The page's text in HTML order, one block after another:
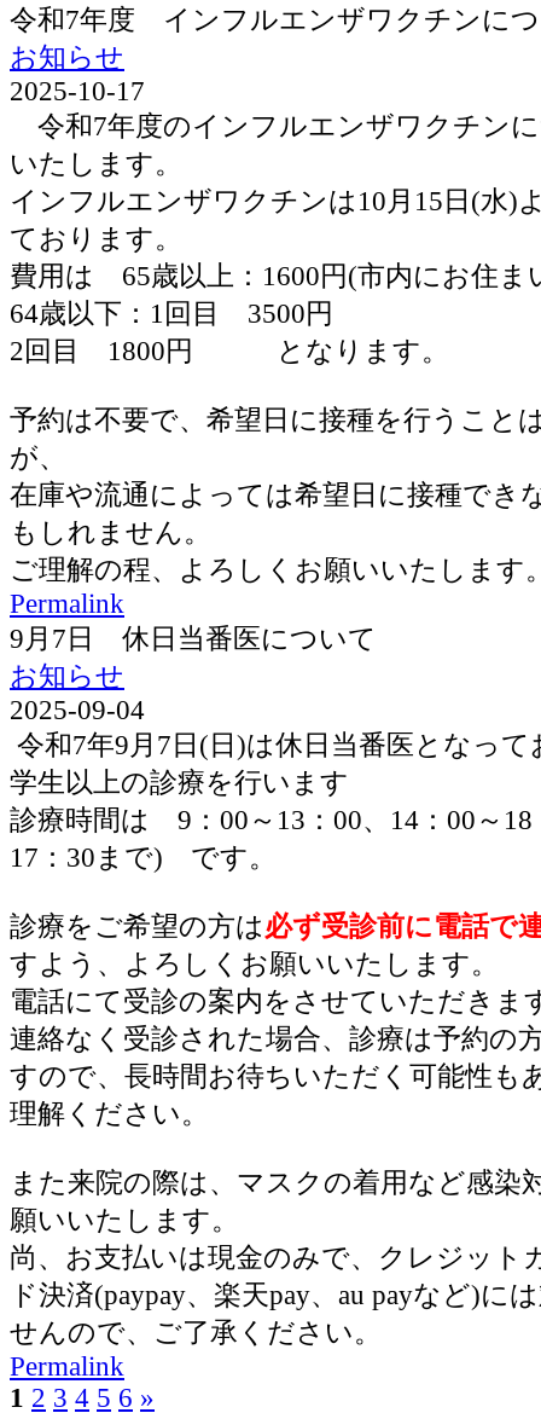
令和7年度 インフルエンザワクチンに
お知らせ
2025-10-17
令和7年度のインフルエンザワクチン
いたします。
インフルエンザワクチンは10月15日(水)
ております。
費用は 65歳以上：1600円(市内にお住ま
64歳以下：1回目 3500円
2回目 1800円 となります。
予約は不要で、希望日に接種を行うこと
が、
在庫や流通によっては希望日に接種でき
もしれません。
ご理解の程、よろしくお願いいたします
Permalink
9月7日 休日当番医について
お知らせ
2025-09-04
令和7年9月7日(日)は休日当番医となっ
学生以上の診療を行います
診療時間は 9：00～13：00、14：00～
17：30まで) です。
診療をご希望の方は必ず受診前に電話で
すよう、よろしくお願いいたします。
電話にて受診の案内をさせていただきま
連絡なく受診された場合、診療は予約の
すので、長時間お待ちいただく可能性も
理解ください。
また来院の際は、マスクの着用など感染
願いいたします。
尚、お支払いは現金のみで、クレジット
ド決済(paypay、楽天pay、au payなど)に
せんので、ご了承ください。
Permalink
1 2 3 4 5 6 »